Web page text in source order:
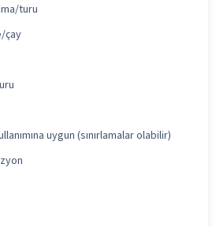
turu
çay
uygun (sınırlamalar olabilir)